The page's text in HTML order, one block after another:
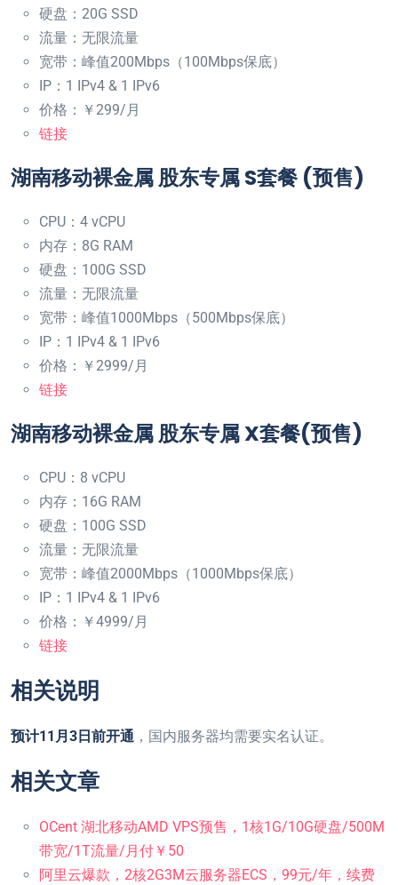
硬盘：20G SSD
流量：无限流量
宽带：峰值200Mbps（100Mbps保底）
IP：1 IPv4 & 1 IPv6
价格：￥299/月
链接
湖南移动裸金属 股东专属 S套餐 (预售)
CPU：4 vCPU
内存：8G RAM
硬盘：100G SSD
流量：无限流量
宽带：峰值1000Mbps（500Mbps保底）
IP：1 IPv4 & 1 IPv6
价格：￥2999/月
链接
湖南移动裸金属 股东专属 X套餐(预售)
CPU：8 vCPU
内存：16G RAM
硬盘：100G SSD
流量：无限流量
宽带：峰值2000Mbps（1000Mbps保底）
IP：1 IPv4 & 1 IPv6
价格：￥4999/月
链接
相关说明
预计11月3日前开通 ，国内服务器均需要实名认证。
相关文章
OCent 湖北移动AMD VPS预售，1核1G/10G硬盘/500M
带宽/1T流量/月付￥50
阿里云爆款，2核2G3M云服务器ECS，99元/年，续费